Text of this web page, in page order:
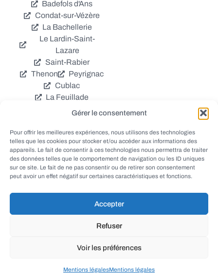
Gérer le consentement
Pour offrir les meilleures expériences, nous utilisons des technologies
telles que les cookies pour stocker et/ou accéder aux informations des
appareils. Le fait de consentir à ces technologies nous permettra de traiter
des données telles que le comportement de navigation ou les ID uniques
sur ce site. Le fait de ne pas consentir ou de retirer son consentement
peut avoir un effet négatif sur certaines caractéristiques et fonctions.
Accepter
Refuser
Voir les préférences
Mentions légalesMentions légales
Badefols d'Ans
Condat-sur-Vézère
La Bachellerie
Le Lardin-Saint-
Lazare
Saint-Rabier
Thenon
Peyrignac
Cublac
La Feuillade
Chavagnac
Coly
Grèzes
Aubas
Villac
Azerat
Ladornac
Tourtoirac